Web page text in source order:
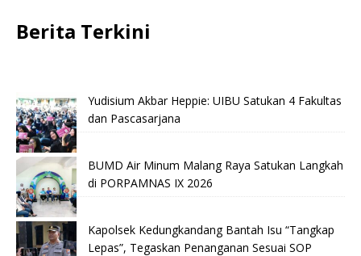
Berita Terkini
Yudisium Akbar Heppie: UIBU Satukan 4 Fakultas
dan Pascasarjana
BUMD Air Minum Malang Raya Satukan Langkah
di PORPAMNAS IX 2026
Kapolsek Kedungkandang Bantah Isu “Tangkap
Lepas”, Tegaskan Penanganan Sesuai SOP